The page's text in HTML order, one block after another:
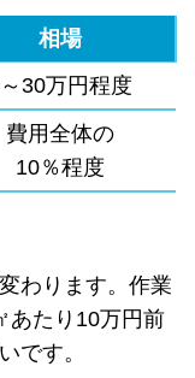
相場
30万円程度
費用全体の
10％程度
わります。作業
あたり10万円前
です。